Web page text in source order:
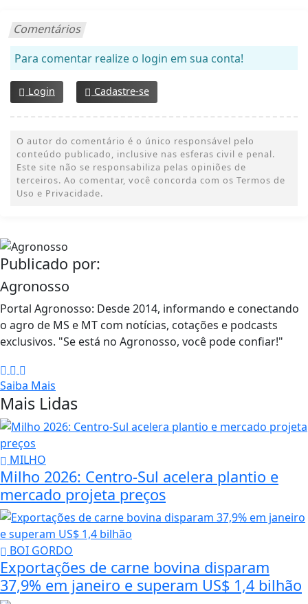
Comentários
Para comentar realize o login em sua conta!
Login Cadastre-se
O autor do comentário é o único responsável pelo
conteúdo publicado, inclusive nas esferas civil e penal.
Este site não se responsabiliza pelas opiniões de
terceiros. Ao comentar, você concorda com os Termos de
Uso e Privacidade.
Publicado por:
Agronosso
Portal Agronosso: Desde 2014, informando e conectando
o agro de MS e MT com notícias, cotações e podcasts
exclusivos. "Se está no Agronosso, você pode confiar!"
Saiba Mais
Mais Lidas
MILHO
Milho 2026: Centro-Sul acelera plantio e
mercado projeta preços
BOI GORDO
Exportações de carne bovina disparam
37,9% em janeiro e superam US$ 1,4 bilhão